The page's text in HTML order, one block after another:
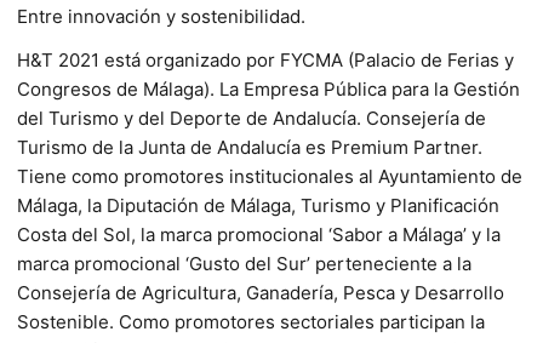
Entre innovación y sostenibilidad.
H&T 2021 está organizado por FYCMA (Palacio de Ferias y
Congresos de Málaga). La Empresa Pública para la Gestión
del Turismo y del Deporte de Andalucía. Consejería de
Turismo de la Junta de Andalucía es Premium Partner.
Tiene como promotores institucionales al Ayuntamiento de
Málaga, la Diputación de Málaga, Turismo y Planificación
Costa del Sol, la marca promocional ‘Sabor a Málaga’ y la
marca promocional ‘Gusto del Sur’ perteneciente a la
Consejería de Agricultura, Ganadería, Pesca y Desarrollo
Sostenible. Como promotores sectoriales participan la